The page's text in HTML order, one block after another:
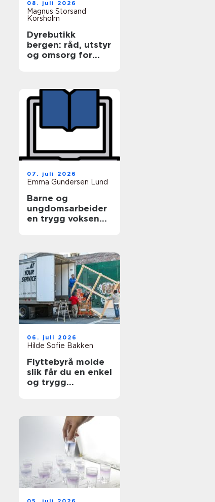
08. juli 2026
Magnus Storsand
Korsholm
Dyrebutikk
bergen: råd, utstyr
og omsorg for
07. juli 2026
Emma Gundersen Lund
Barne og
ungdomsarbeider
en trygg voksen
06. juli 2026
Hilde Sofie Bakken
Flyttebyrå molde
slik får du en enkel
og trygg